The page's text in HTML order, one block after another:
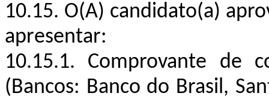
10.15. O(A) candidato(a)
apresentar:
10.15.1. Comprovante de
(Bancos: Banco do Brasil,